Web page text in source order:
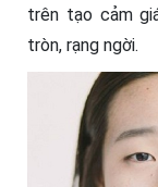
trên tạo cảm
tròn, rạng ngời.